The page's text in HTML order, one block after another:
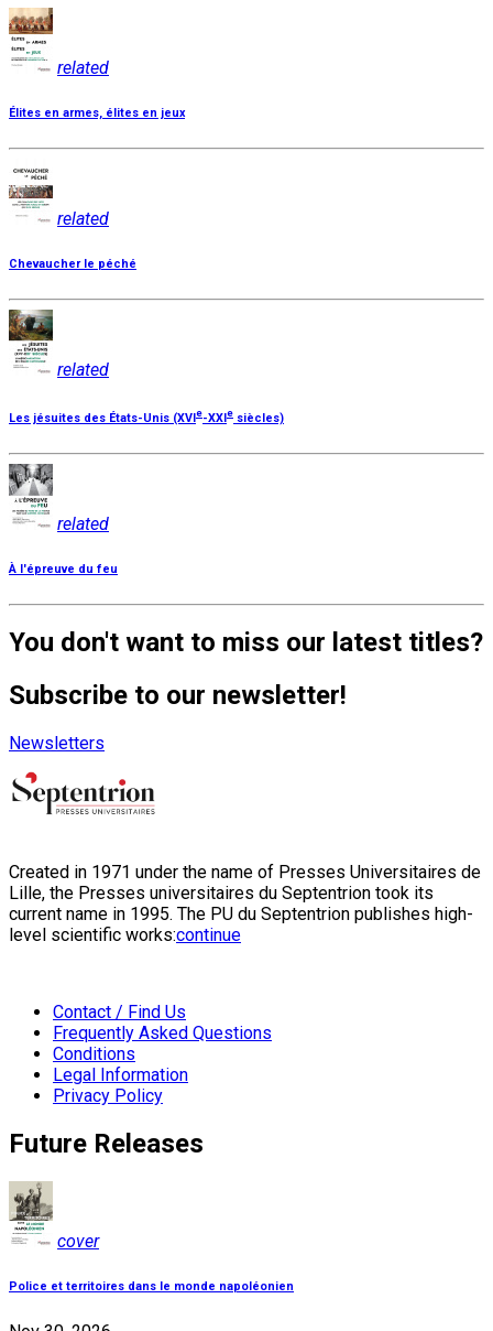
related
Élites en armes, élites en jeux
related
Chevaucher le péché
related
Les jésuites des États-Unis (XVIe-XXIe siècles)
related
À l'épreuve du feu
You don't want to miss our latest titles?
Subscribe to our newsletter!
Newsletters
Created in 1971 under the name of Presses Universitaires de
Lille, the Presses universitaires du Septentrion took its
current name in 1995. The PU du Septentrion publishes high-
level scientific works:continue
Contact / Find Us
Frequently Asked Questions
Conditions
Legal Information
Privacy Policy
Future Releases
cover
Police et territoires dans le monde napoléonien